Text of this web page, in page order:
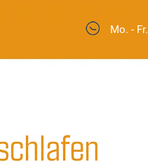
Mo. - Fr.